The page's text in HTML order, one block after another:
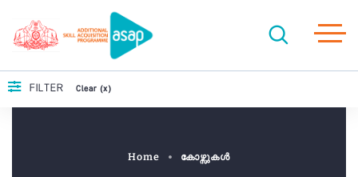
FILTER Clear (x)
Home കോഴ്സുകൾ